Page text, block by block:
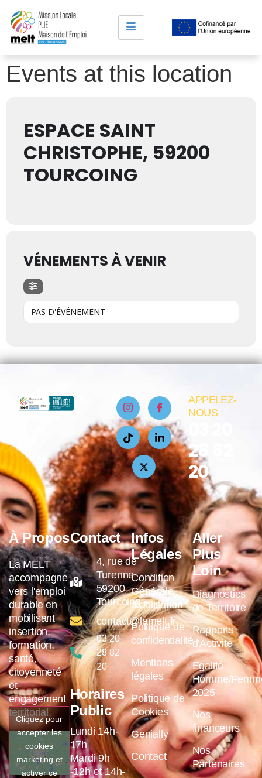
Events at this location
ESPACE SAINT
CHRISTOPHE, 59200
TOURCOING
VÉNEMENTS À VENIR
PAS D'ÉVÉNEMENT
APPELEZ-
NOUS
28 82
20
À Propos
La MELT
accompagne
vers l'emploi
durable en
mobilisant
insertion,
formation,
santé,
citoyenneté
et
engagement
territorial.
Cliquez pour
accepter les
cookies
marketing et
activer ce
Contact
4, rue de
Turenne
59200
Tourcoing
contact@lamelt.fr
03 20
28 82
20
Horaires
Public
Lundi 14h-
17h
Mardi 9h
-12h et 14h-
Infos
Légales
Condition
Générale
d'Utilisation
Politique de
confidentialité
Mentions
légales
Politique de
Cookies
Genially
Contact
Aller
Plus
Loin
Diagnostics
de Territoire
Rapports
d'Activité
Egalité
Homme/
2025
Nos
financeurs
Nos
Partenaires